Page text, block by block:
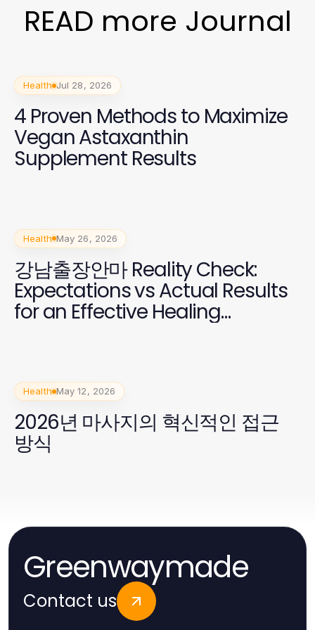
READ more Journal
Health Jul 28, 2026
4 Proven Methods to Maximize
Vegan Astaxanthin
Supplement Results
Health May 26, 2026
강남출장안마 Reality Check:
Expectations vs Actual Results
for an Effective Healing
Health May 12, 2026
2026년 마사지의 혁신적인 접근
방식
Greenwaymade
Contact us